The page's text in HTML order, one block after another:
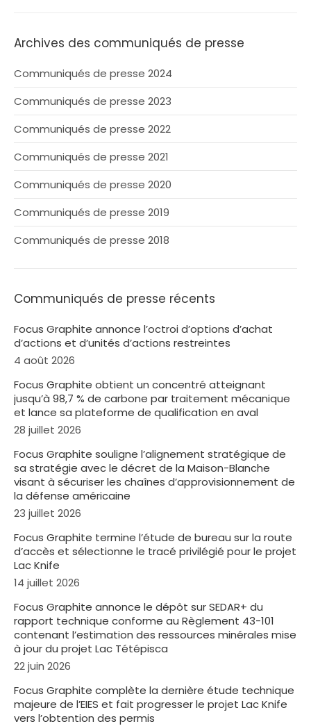
Archives des communiqués de presse
Communiqués de presse 2024
Communiqués de presse 2023
Communiqués de presse 2022
Communiqués de presse 2021
Communiqués de presse 2020
Communiqués de presse 2019
Communiqués de presse 2018
Communiqués de presse récents
Focus Graphite annonce l’octroi d’options d’achat
d’actions et d’unités d’actions restreintes
4 août 2026
Focus Graphite obtient un concentré atteignant
jusqu’à 98,7 % de carbone par traitement mécanique
et lance sa plateforme de qualification en aval
28 juillet 2026
Focus Graphite souligne l’alignement stratégique de
sa stratégie avec le décret de la Maison-Blanche
visant à sécuriser les chaînes d’approvisionnement de
la défense américaine
23 juillet 2026
Focus Graphite termine l’étude de bureau sur la route
d’accès et sélectionne le tracé privilégié pour le projet
Lac Knife
14 juillet 2026
Focus Graphite annonce le dépôt sur SEDAR+ du
rapport technique conforme au Règlement 43-101
contenant l’estimation des ressources minérales mise
à jour du projet Lac Tétépisca
22 juin 2026
Focus Graphite complète la dernière étude technique
majeure de l’EIES et fait progresser le projet Lac Knife
vers l’obtention des permis